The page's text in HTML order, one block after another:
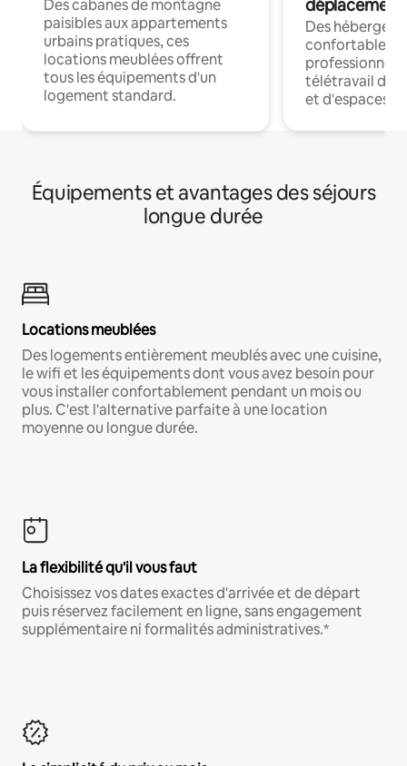
Des cabanes de montagne
paisibles aux appartements
urbains pratiques, ces
locations meublées offrent
tous les équipements d'un
logement standard.
déplacement
Des
confortables
professionnels
télétravail
et d'espaces
Équipements et avantages des séjours
longue durée
Locations meublées
Des logements entièrement meublés avec une cuisine,
le wifi et les équipements dont vous avez besoin pour
vous installer confortablement pendant un mois ou
plus. C'est l'alternative parfaite à une location
moyenne ou longue durée.
La flexibilité qu'il vous faut
Choisissez vos dates exactes d'arrivée et de départ
puis réservez facilement en ligne, sans engagement
supplémentaire ni formalités administratives.*